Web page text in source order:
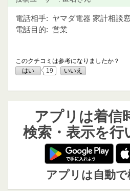
電話相手: ヤマダ電器 家計相談
電話目的: 営業
このクチコミは参考になりましたか？
はい
19 いいえ
アプリは着信
検索・表示を行
アプリは自動